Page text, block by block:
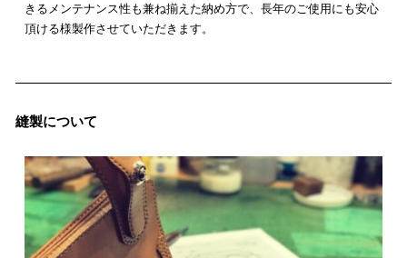
きるメンテナンス性も兼ね揃えた納め方で、長年のご使用にも安心
頂ける様製作させていただきます。
縫製について